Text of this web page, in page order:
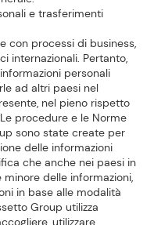
e trasferimenti
con processi di business,
internazionali. Pertanto,
personali
ad altri paesi nel
nel pieno rispetto
procedure e le Norme
sono state create per
delle informazioni
che anche nei paesi in
delle informazioni,
in base alle modalità
Group utilizza
utilizzare,